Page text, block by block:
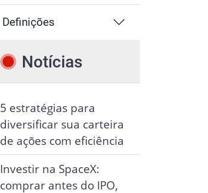
Definições
Notícias
5 estratégias para
diversificar sua carteira
de ações com eficiência
Investir na SpaceX:
comprar antes do IPO,